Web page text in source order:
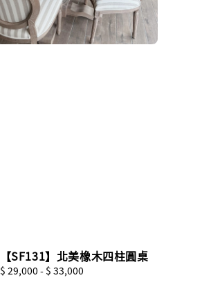
【SF131】北美橡木四柱圓桌
Regular
$ 29,000 - $ 33,000